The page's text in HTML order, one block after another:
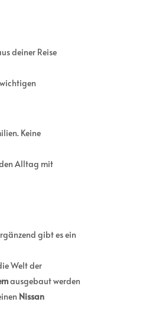
deiner Reise
Keine
Alltag mit
gibt es ein
Welt der
ausgebaut werden
Nissan